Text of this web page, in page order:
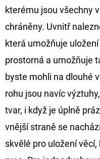
kterému jsou všechny
chráněny. Uvnitř
která umožňuje
prostorná a umožňuje
byste mohli na dlouhé
rohu jsou navíc
tvar, i když je úplně
vnější straně se
skvělé pro uložení
FOX
SUB
202
Kč
Původně:
225
Kč